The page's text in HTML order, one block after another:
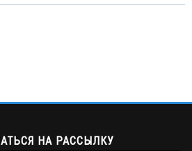
НА РАССЫЛКУ